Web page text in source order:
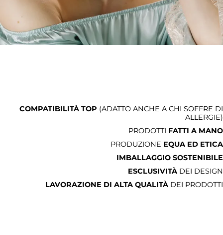
COMPATIBILITÀ TOP (ADATTO ANCHE A CHI SOFFRE DI
ALLERGIE)
PRODOTTI FATTI A MANO
PRODUZIONE EQUA ED ETICA
IMBALLAGGIO SOSTENIBILE
ESCLUSIVITÀ DEI DESIGN
LAVORAZIONE DI ALTA QUALITÀ DEI PRODOTTI